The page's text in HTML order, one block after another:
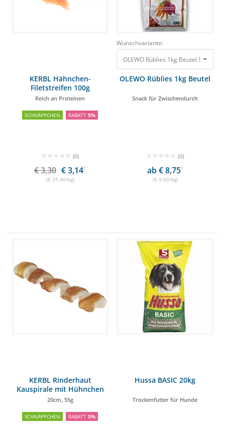
KERBL Hähnchen-
Filetstreifen 100g
Reich an Proteinen
SCHNÄPPCHEN RABATT 5%
(0)
€ 3,30 € 3,141
(€ 31,40/kg)
Wunschvariante:
OLEWO Rüblies 1kg Beutel Snack
OLEWO Rüblies 1kg Beutel
Snack für Zwischendurch
(0)
ab € 8,751
(€ 9,00/kg)
KERBL Rinderhaut
Kauspirale mit Hühnchen
20cm, 55g
SCHNÄPPCHEN RABATT 5%
Hussa BASIC 20kg
Trockenfutter für Hunde